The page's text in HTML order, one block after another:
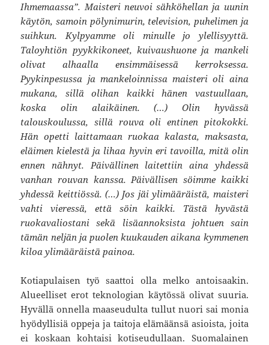
Ihmemaassa”. Maisteri neuvoi sähköhellan ja uunin
käytön, samoin pölynimurin, television, puhelimen ja
suihkun. Kylpyamme oli minulle jo ylellisyyttä.
Taloyhtiön pyykkikoneet, kuivaushuone ja mankeli
olivat alhaalla ensimmäisessä kerroksessa.
Pyykinpesussa ja mankeloinnissa maisteri oli aina
mukana, sillä olihan kaikki hänen vastuullaan,
koska olin alaikäinen. (…) Olin hyvässä
talouskoulussa, sillä rouva oli entinen pitokokki.
Hän opetti laittamaan ruokaa kalasta, maksasta,
eläimen kielestä ja lihaa hyvin eri tavoilla, mitä olin
ennen nähnyt. Päivällinen laitettiin aina yhdessä
vanhan rouvan kanssa. Päivällisen söimme kaikki
yhdessä keittiössä. (…) Jos jäi ylimääräistä, maisteri
vahti vieressä, että söin kaikki. Tästä hyvästä
ruokavaliostani sekä lisäannoksista johtuen sain
tämän neljän ja puolen kuukauden aikana kymmenen
kiloa ylimääräistä painoa.
Kotiapulaisen työ saattoi olla melko antoisaakin.
Alueelliset erot teknologian käytössä olivat suuria.
Hyvällä onnella maaseudulta tullut nuori sai monia
hyödyllisiä oppeja ja taitoja elämäänsä asioista, joita
ei koskaan kohtaisi kotiseudullaan. Suomalainen